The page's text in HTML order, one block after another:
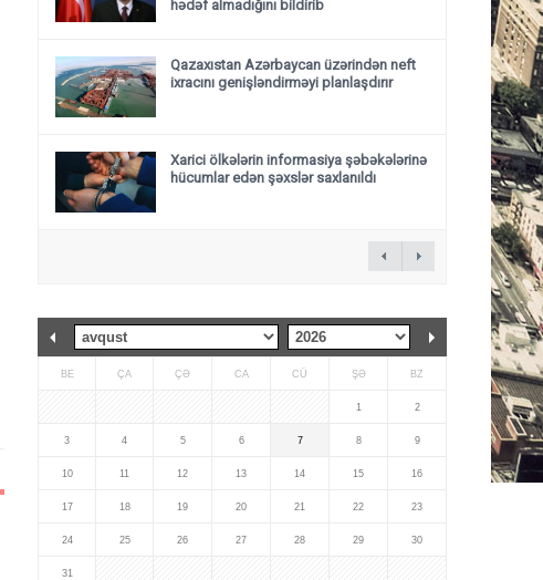
hədəf almadığını bildirib
Qazaxıstan Azərbaycan üzərindən neft
ixracını genişləndirməyi planlaşdırır
Xarici ölkələrin informasiya şəbəkələrinə
hücumlar edən şəxslər saxlanıldı
BE ÇA ÇƏ CA CÜ ŞƏ BZ
1 2
3 4 5 6 7 8 9
10 11 12 13 14 15 16
17 18 19 20 21 22 23
24 25 26 27 28 29 30
31